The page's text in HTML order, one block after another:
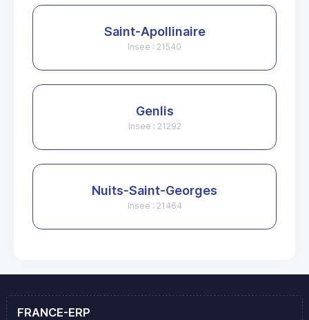
Saint-Apollinaire
Insee : 21540
Genlis
Insee : 21292
Nuits-Saint-Georges
Insee : 21464
FRANCE-ERP